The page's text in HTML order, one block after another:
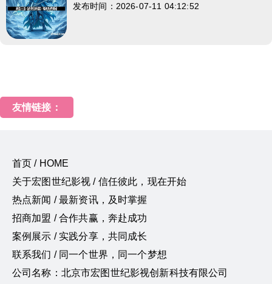
发布时间：2026-07-11 04:12:52
友情链接：
首页 / HOME
关于宏图世纪影视 / 信任彼此，现在开始
热点新闻 / 最新资讯，及时掌握
招商加盟 / 合作共赢，奔赴成功
案例展示 / 实践分享，共同成长
联系我们 / 同一个世界，同一个梦想
公司名称：北京市宏图世纪影视创新科技有限公司